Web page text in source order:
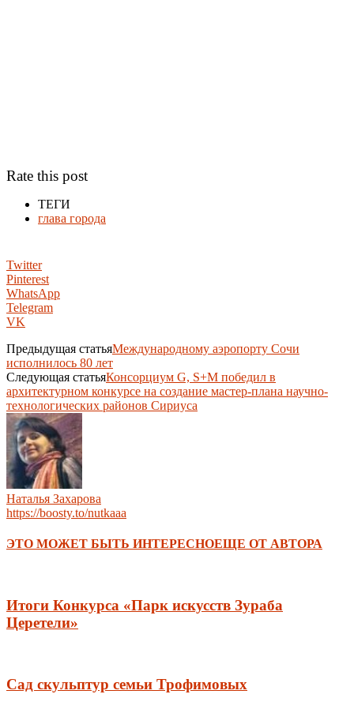
Rate this post
ТЕГИ
глава города
Twitter
Pinterest
WhatsApp
Telegram
VK
Предыдущая статьяМеждународному аэропорту Сочи
исполнилось 80 лет
Следующая статьяКонсорциум G, S+M победил в
архитектурном конкурсе на создание мастер-плана научно-
технологических районов Сириуса
Наталья Захарова
https://boosty.to/nutkaaa
ЭТО МОЖЕТ БЫТЬ ИНТЕРЕСНОЕЩЕ ОТ АВТОРА
Итоги Конкурса «Парк искусств Зураба
Церетели»
Сад скульптур семьи Трофимовых